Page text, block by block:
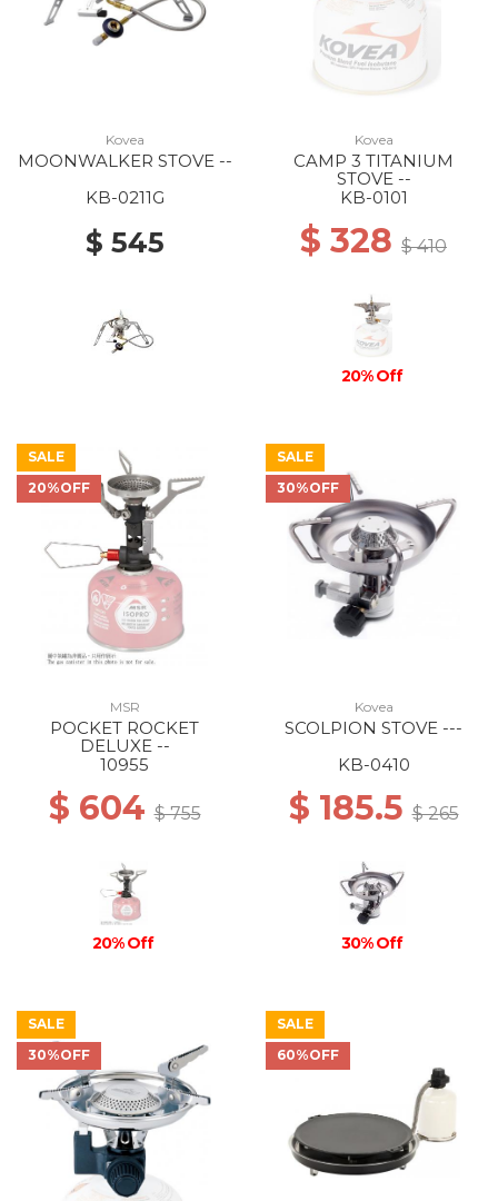
Kovea
MOONWALKER STOVE --
KB-0211G
$ 545
Kovea
CAMP 3 TITANIUM
STOVE --
KB-0101
$ 328 $ 410
20% Off
SALE
20%OFF
MSR
POCKET ROCKET
DELUXE --
10955
$ 604$ 755
20% Off
SALE
30%OFF
Kovea
SCOLPION STOVE ---
KB-0410
$ 185.5$ 265
30% Off
SALE
30%OFF
SALE
60%OFF